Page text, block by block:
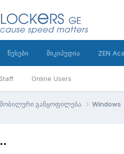
Staff Online Users
წესები მიკიპედია ZEN
განყოფილება Windows